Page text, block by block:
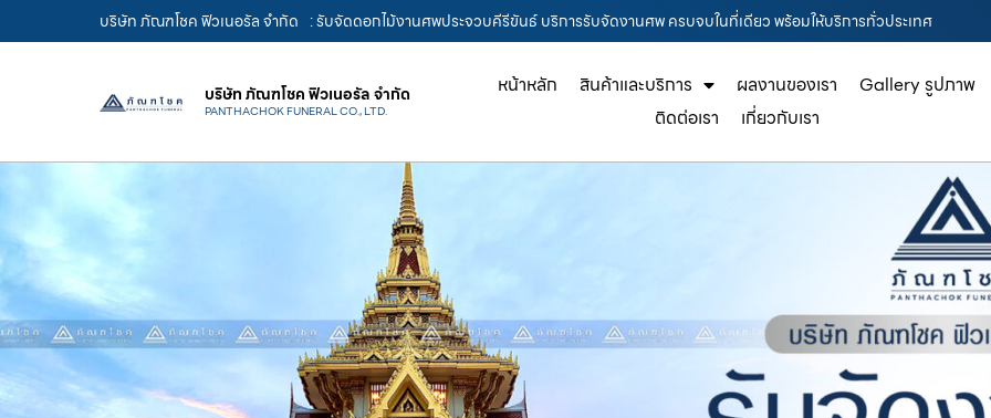
บริษัท ภัณฑโชค ฟิวเนอรัล จำกัด : รับจัดดอกไม้งานศพประจวบคีรีขันธ์ บริการรับจัดงานศพ ครบจบในที่เดียว พร้อมให้บริการทั่วประเทศ
บริษัท ภัณฑโชค ฟิวเนอรัล จำกัด
PANTHACHOK FUNERAL CO., LTD.
หน้าหลัก สินค้าและบริการ ผลงานของเรา
Gallery รูปภาพ
ติดต่อเรา
เกี่ยวกับเรา